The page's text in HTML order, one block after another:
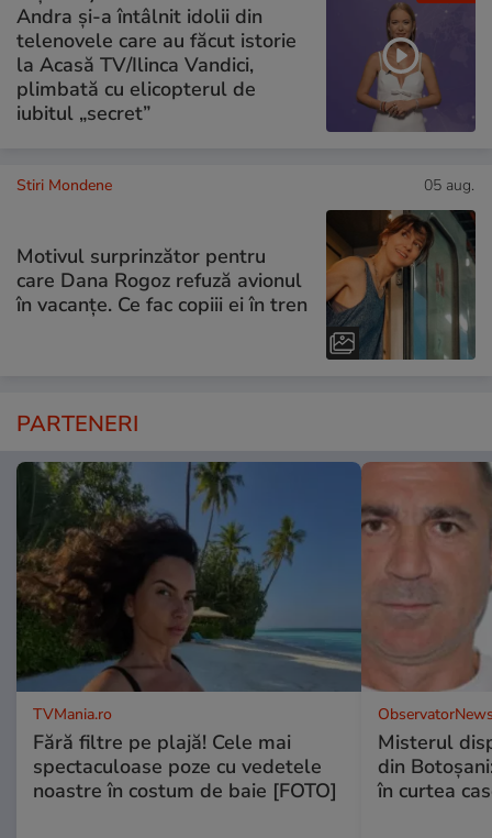
Andra și-a întâlnit idolii din
telenovele care au făcut istorie
la Acasă TV/Ilinca Vandici,
plimbată cu elicopterul de
iubitul „secret”
Stiri Mondene 05 aug.
Motivul surprinzător pentru
care Dana Rogoz refuză avionul
în vacanțe. Ce fac copiii ei în tren
PARTENERI
TVMania.ro
Fără filtre pe plajă! Cele mai
spectaculoase poze cu vedetele
noastre în costum de baie [FOTO]
Misterul
din
în curtea